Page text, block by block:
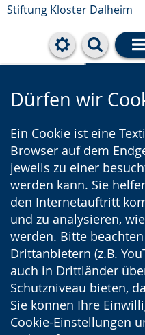
Stiftung Kloster Dalheim
Cookie-
Dürfen wir
Ein Cookie ist eine
Browser auf dem
jeweils zu einer
werden kann. Sie
den Internetauftritt
und zu analysieren,
werden. Bitte
Drittanbietern (z.B.
auch in Drittländer
Schutzniveau bieten,
Sie können Ihre
Cookie-Einstellungen